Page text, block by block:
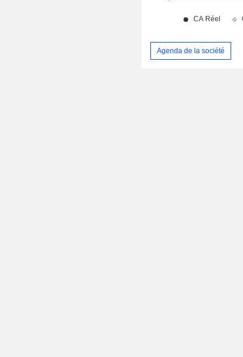
Agenda de la société